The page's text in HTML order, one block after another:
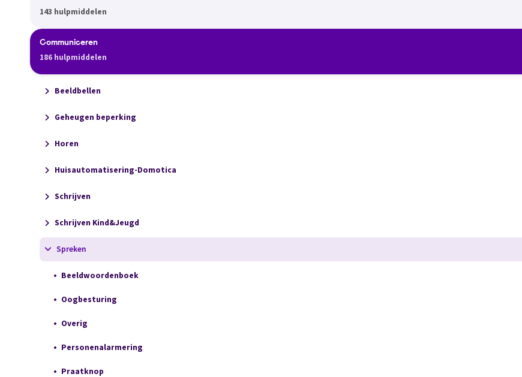
143 hulpmiddelen
Communiceren
186 hulpmiddelen
Beeldbellen
Geheugen beperking
Horen
Huisautomatisering-Domotica
Schrijven
Schrijven Kind&Jeugd
Spreken
Beeldwoordenboek
Oogbesturing
Overig
Personenalarmering
Praatknop